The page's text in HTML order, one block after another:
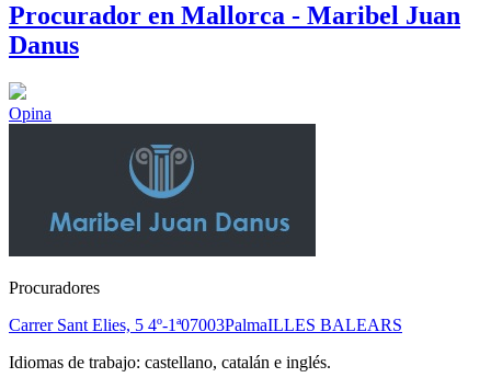
Procurador en Mallorca - Maribel Juan
Danus
Opina
Procuradores
Carrer Sant Elies, 5 4º-1ª07003PalmaILLES BALEARS
Idiomas de trabajo: castellano, catalán e inglés.